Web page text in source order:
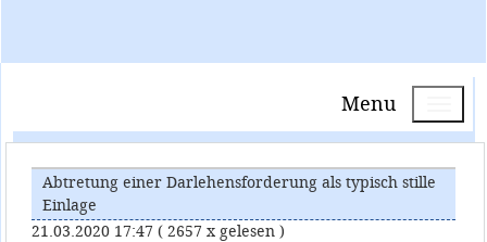
Menu
Abtretung einer Darlehensforderung als typisch stille
Einlage
21.03.2020 17:47 ( 2657 x gelesen )